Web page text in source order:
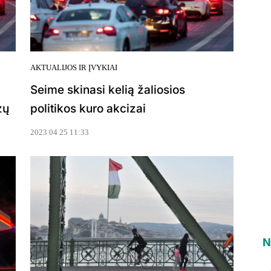
AKTUALIJOS IR ĮVYKIAI
Seime skinasi kelią žaliosios
politikos kuro akcizai
2023 04 25 11:33